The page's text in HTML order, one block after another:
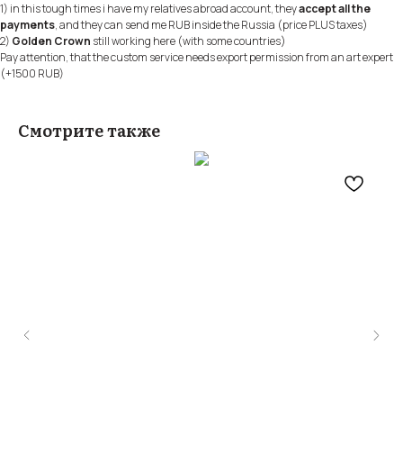
1) in this tough times i have my relatives abroad account, theyaccept all the
payments, and they can send me RUB inside the Russia (price PLUS taxes)
2) Golden Crown still working here (with some countries)
Pay attention, that the custom service needs export permission from an art expert
(+1500 RUB)
Смотрите также